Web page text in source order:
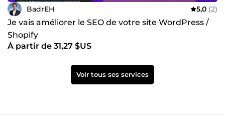
BadrEH 5,0 (2)
Je vais améliorer le SEO de votre site WordPress /
Shopify
À partir de 31,27 $US
Voir tous ses services